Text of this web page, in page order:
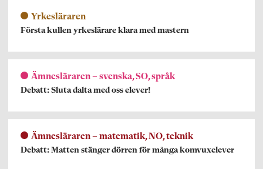
Yrkesläraren
Första kullen yrkeslärare klara med mastern
Ämnesläraren – svenska, SO, språk
Debatt: Sluta dalta med oss elever!
Ämnesläraren – matematik, NO, teknik
Debatt: Matten stänger dörren för många komvuxelever